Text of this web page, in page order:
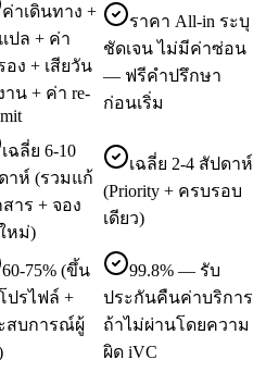
ค่าเดินทาง +
ปล + ค่า
อง + เสียวัน
าน + ค่า re-
ราคา All-in ระบุ
ชัดเจน ไม่มีค่าซ่อน
— ฟรีคำปรึกษา
ก่อนเริ่ม
เฉลี่ย 6-10
าห์ (รวมแก้
สาร + จอง
หม่)
เฉลี่ย 2-4 สัปดาห์
(Priority + ครบรอบ
เดียว)
60-75% (ขึ้น
ปรไฟล์ +
สบการณ์ผู้
99.8% — รับ
ประกันคืนค่าบริการ
ถ้าไม่ผ่านโดยความ
ผิด iVC